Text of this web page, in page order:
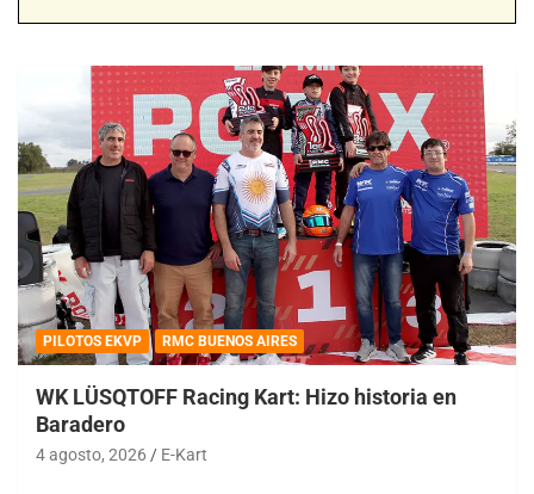
PILOTOS EKVP RMC BUENOS AIRES
WK LÜSQTOFF Racing Kart: Hizo historia en
Baradero
4 agosto, 2026 E-Kart